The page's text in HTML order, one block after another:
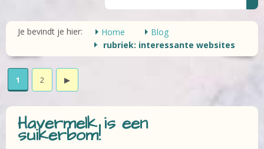
Je bevindt je hier: Home
Blog
rubriek: interessante websites
1 2 ▶
Havermelk is een
suikerbom!